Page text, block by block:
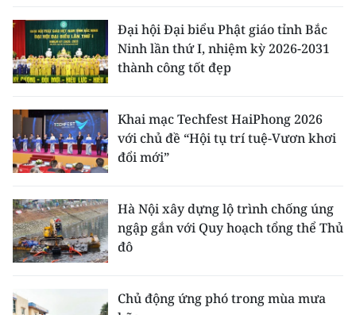
Đại hội Đại biểu Phật giáo tỉnh Bắc
Ninh lần thứ I, nhiệm kỳ 2026-2031
thành công tốt đẹp
Khai mạc Techfest HaiPhong 2026
với chủ đề “Hội tụ trí tuệ-Vươn khơi
đổi mới”
Hà Nội xây dựng lộ trình chống úng
ngập gắn với Quy hoạch tổng thể Thủ
đô
Chủ động ứng phó trong mùa mưa